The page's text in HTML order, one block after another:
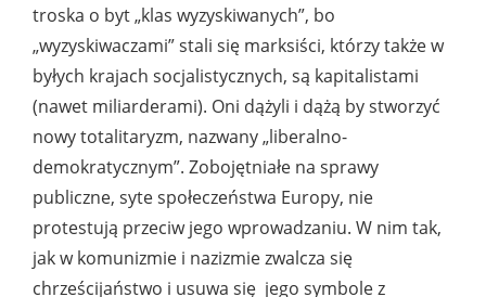
troska o byt „klas wyzyskiwanych”, bo
„wyzyskiwaczami” stali się marksiści, którzy także w
byłych krajach socjalistycznych, są kapitalistami
(nawet miliarderami). Oni dążyli i dążą by stworzyć
nowy totalitaryzm, nazwany „liberalno-
demokratycznym”. Zobojętniałe na sprawy
publiczne, syte społeczeństwa Europy, nie
protestują przeciw jego wprowadzaniu. W nim tak,
jak w komunizmie i nazizmie zwalcza się
chrześcijaństwo i usuwa się jego symbole z